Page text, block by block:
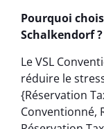
Pourquoi
Schalkendorf ?
Le VSL
réduire le
{Réservation
Conventionné,